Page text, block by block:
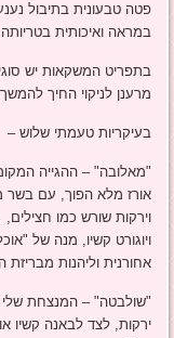
פטה טבעונית בתיבול
במראה ואיכותית
בתפריט המשקאות יש
מרענן לניקוי החיך
בעיקריות טעמתי שלוש –
"מאלובה" – ההגייה
אורז מלא הפוך, עם בשר
וירקות שורש כמו
ויוגורט קשיו, מנה של
אחורנית וליהנות מבריזת
"שולבטה" – המנצחת
ירקות, לצד לבאנה קשיו